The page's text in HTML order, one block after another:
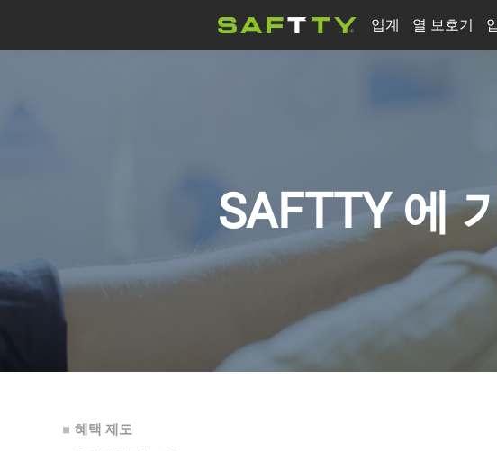
업계
의료 장비 스마트 가전
열 보호기
SAFTTY 에
혜택 제도